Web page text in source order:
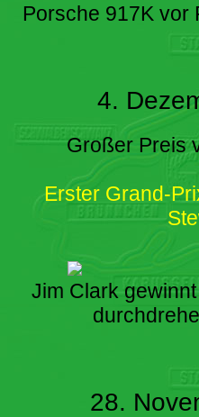
Porsche 917K vor
4.
Großer Preis
Erster Grand-
Jim Clark
28.